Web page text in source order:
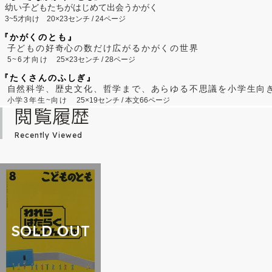
幼い子どもたちがはじめて出会うかがく
3~5才向け 20×23センチ / 24ページ
『かがくのとも』
子どもの好奇心の数だけ広がるかがくの世界
5~6才向け25×23センチ / 28ページ
『たくさんのふしぎ』
自然科学、歴史文化、哲学まで、あらゆる不思議を小学生向
小学3年生~向け 25×19センチ / 本文66ページ
閲覧履歴
Recently Viewed
SOLD OUT